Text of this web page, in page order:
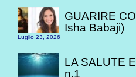
GUARIRE
Isha Babaji)
Luglio 23, 2026
LA SALUTE
n.1